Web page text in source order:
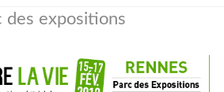
des expositions